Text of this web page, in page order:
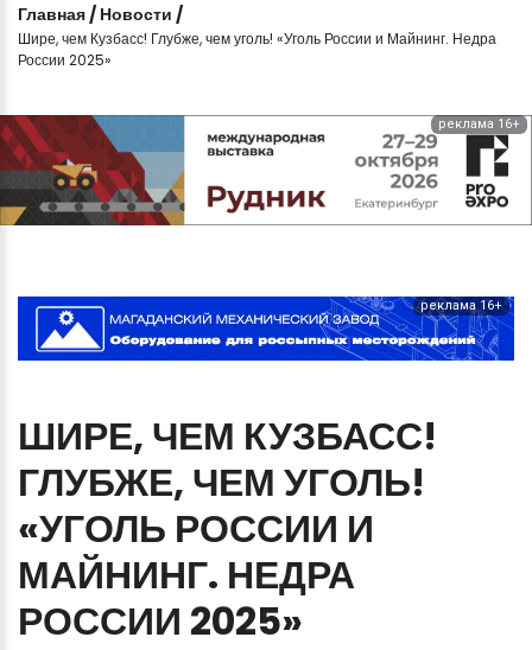
Главная / Новости /
Шире, чем Кузбасс! Глубже, чем уголь! «Уголь России и Майнинг. Недра
России 2025»
реклама 16+
реклама 16+
ШИРЕ, ЧЕМ КУЗБАСС!
ГЛУБЖЕ, ЧЕМ УГОЛЬ!
«УГОЛЬ РОССИИ И
МАЙНИНГ. НЕДРА
РОССИИ 2025»